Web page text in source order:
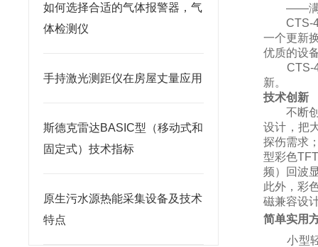
如何选择合适的气体报警器，气
体检测仪
手持激光测距仪在房屋丈量应用
斯德克雷达BASIC型（移动式和
固定式）技术指标
原生污水源热能采集设备及技术
特点
——
CTS-
一个更新
优质的设
CTS-
新。
技术创新
不断创
设计，把
探伤需求
型彩色
频）回波
此外，彩
磁兼容设
简单实用
小型轻